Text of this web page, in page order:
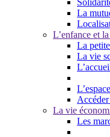
La
L’enfance et
La
La vie
La vie
Les